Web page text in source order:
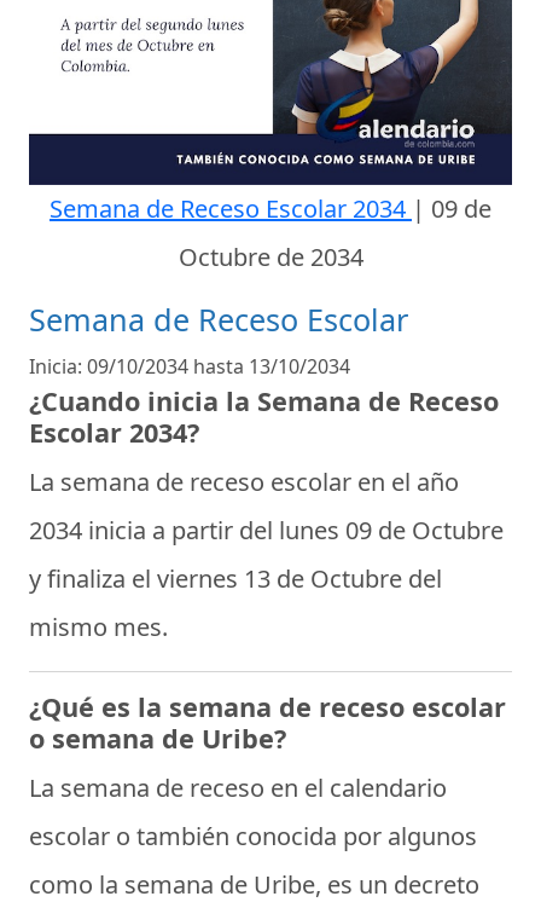
Semana de Receso Escolar 2034 | 09 de
Octubre de 2034
Semana de Receso Escolar
Inicia: 09/10/2034 hasta 13/10/2034
¿Cuando inicia la Semana de Receso
Escolar 2034?
La semana de receso escolar en el año
2034 inicia a partir del lunes 09 de Octubre
yfinaliza el viernes 13 de Octubre del
mismo mes.
¿Qué es la semana de receso escolar
o semana de Uribe?
La semana de receso en el calendario
escolar o también conocida por algunos
como la semana de Uribe, es un decreto